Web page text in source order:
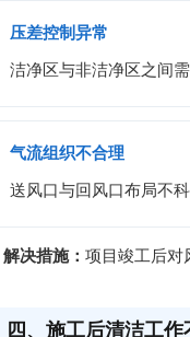
压差控制异常
洁净区与非洁净区之间
气流组织不合理
送风口与回风口布局不
解决措施： 项目竣工后对
四、施工后清洁工作